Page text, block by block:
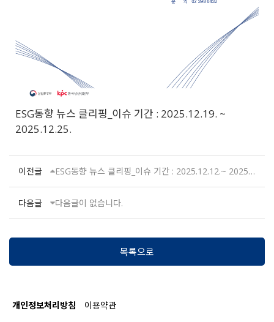
ESG동향 뉴스 클리핑_이슈 기간 : 2025.12.19. ~
2025.12.25.
이전글 ESG동향 뉴스 클리핑_이슈 기간 : 2025.12.12.~ 2025.12.18.
다음글 다음글이 없습니다.
목록으로
개인정보처리방침 이용약관